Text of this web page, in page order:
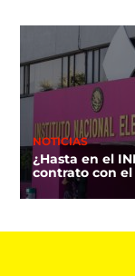
NOTICIAS
¿Hasta en el
contrato con